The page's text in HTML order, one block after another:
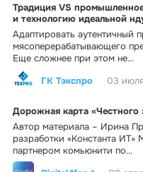
Традиция VS
и технологию идеальной
Адаптировать аутентичный
мясоперерабатывающего
Еще сложнее при этом не...
ГК Тэкспро
03
Дорожная карта «Честного
Автор материала – Ирина
разработки «Константа ИТ»
партнером комьюнити по...